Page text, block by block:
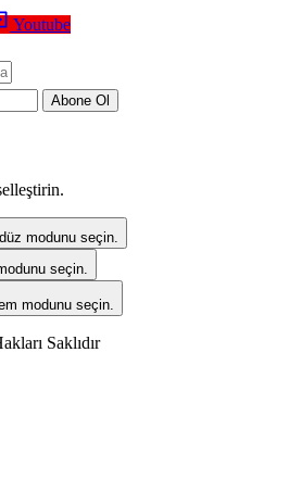
Youtube
Abone Ol
modunu seçin.
seçin.
modunu seçin.
Saklıdır